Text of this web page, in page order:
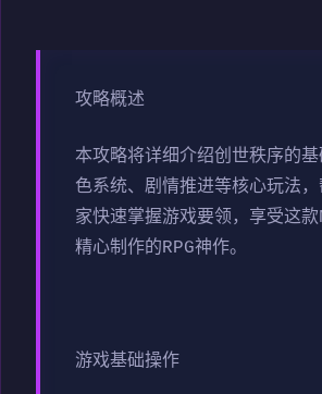
攻略概述
本攻略将详细介绍创世秩序的
色系统、剧情推进等核心玩法
家快速掌握游戏要领，享受这
精心制作的RPG神作。
游戏基础操作